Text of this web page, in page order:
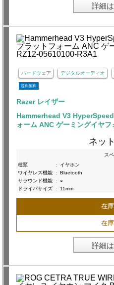
詳細
ハードウェア デジタルオーディオ
送料無料
Razer レイザー
Hammerhead V3
ォーム ANC ゲーミングイヤ
ネッ
ス
種類
:
イヤホン
ワイヤレス機能 :
Bluetooth
サラウンド機能 :
○
ドライバサイズ : 11mm
在
在
詳細